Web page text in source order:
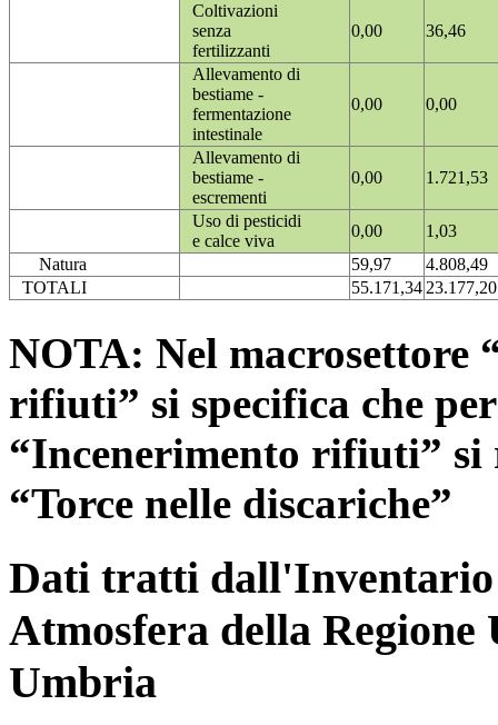
Coltivazioni
senza
fertilizzanti
0,00 36,46
Allevamento di
bestiame -
fermentazione
intestinale
0,00 0,00
Allevamento di
bestiame -
escrementi
0,00 1.721,53
Uso di pesticidi
e calce viva
0,00
1,03
Natura
59,97
4.808,49
TOTALI
55.171,3423.177,20
NOTA: Nel macrosettore
rifiuti” si specifica che
“Incenerimento rifiuti”
“Torce nelle discariche”
Dati tratti dall'Inventario
Atmosfera della
Umbria